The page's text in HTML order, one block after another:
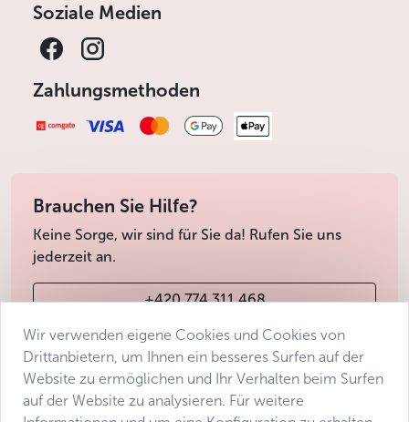
Soziale Medien
Zahlungsmethoden
Brauchen Sie Hilfe?
Keine Sorge, wir sind für Sie da! Rufen Sie uns
jederzeit an.
+420 774 311 468
info@avantgarde-prague.cz
Geschäftsbedingungen
Wir verwenden eigene Cookies und Cookies von
Drittanbietern, um Ihnen ein besseres Surfen auf der
Website zu ermöglichen und Ihr Verhalten beim Surfen
auf der Website zu analysieren. Für weitere